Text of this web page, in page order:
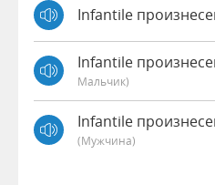
Infantile
Infantile
Мальчик)
Infantile
(мужчина)